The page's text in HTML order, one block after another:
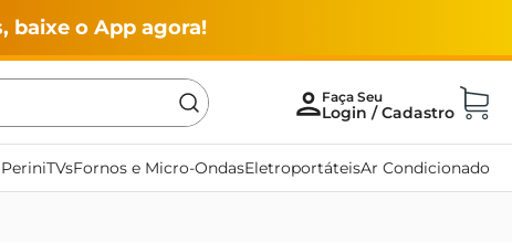
baixe o App agora!
TVsFornos e Micro-OndasEletroportáteisAr Condicionado